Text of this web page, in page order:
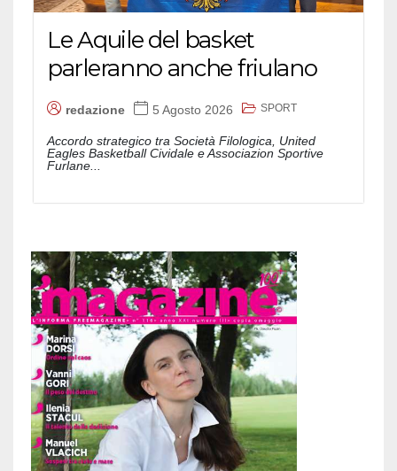
Le Aquile del basket
parleranno anche friulano
redazione 5 Agosto 2026 SPORT
Accordo strategico tra Società Filologica, United
Eagles Basketball Cividale e Associazion Sportive
Furlane...